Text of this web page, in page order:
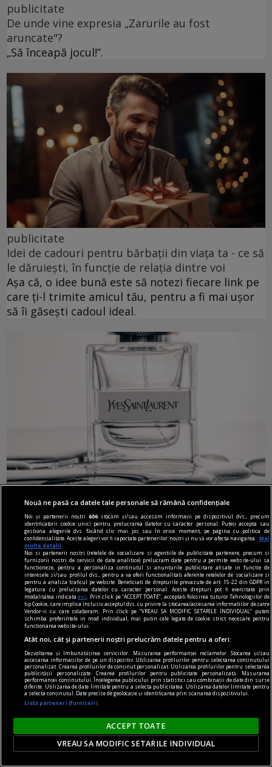
publicitate
De unde vine expresia „Zarurile au fost
aruncate"?
„Să înceapă jocul!”.
publicitate
Idei de cadouri pentru bărbații din viața ta - ce să
le dăruiești, în funcție de relația dintre voi
Așa că, o idee bună este să notezi fiecare link pe
care ți-l trimite amicul tău, pentru a fi mai ușor
să îi găsești cadoul ideal.
publicitate
Aproximativ 33% dintre parfumurile masculine
sînt folosite de femei! Ce ingrediente au astfel de
parfumuri?
Foarte apreciate sînt și parfumurile orientale
pentru bărbați, care au note unice, catifelate,
arome de vanilie și alte condimente minunate.
Nouă ne pasă ca datele tale personale să rămână confidențiale
Noi și partenerii noștri606 stocăm și/sau accesăm informații pe dispozitivul dvs., precum
identificatorii cookie unici pentru prelucrarea datelor cu caracter personal. Puteți accepta sau
gestiona alegerile dvs. făcând clic mai jos sau în orice moment, pe pagina cu politica de
confidențialitate. Aceste alegeri vor fi raportate partenerilor noștri și nu vă vor afecta navigarea.
Mai
multe detalii
Noi si partenerii nostri (retelele de socializare si agentiile de publicitate partenere, precum si
furnizorii nostri de servicii de date analitice) prelucram date pentru a permite website-ului sa
functioneze, pentru a personaliza continutul si anunturile publicitare afisate in functie de
interesele si/sau profilul dvs., pentru a va oferi functionalitati aferente retelelor de socializare si
pentru a analiza traficul pe website. Beneficiati de drepturile prevazute de art. 15-22 din GDPR in
legatura cu prelucrarea datelor cu caracter personal. Aceste drepturi pot fi exercitate prin
modalitatea indicataaici
. Prin click pe “ACCEPT TOATE”, acceptati folosirea tuturor Tehnologiilor de
tip Cookie, care implica inclusiv acceptul dvs. cu privire la stocarea/accesarea informatiilor de catre
Vendor-ii cu care colaboram. Prin click pe “VREAU SA MODIFIC SETARILE INDIVIDUAL” puteti
schimba preferintele in mod individual, mai putin cele legate de cookie strict necesare pentru
functionarea website-ului.
Atât noi, cât și partenerii noștri prelucrăm datele pentru a oferi:
Dezvoltarea și îmbunătățirea serviciilor. Măsurarea performanței reclamelor. Stocarea și/sau
accesarea informațiilor de pe un dispozitiv. Utilizarea profilurilor pentru selectarea conținutului
personalizat. Crearea profilurilor de conținut personalizat. Utilizarea profilurilor pentru selectarea
publicității personalizate. Crearea profilurilor pentru publicitate personalizată. Măsurarea
performanței conținutului. Înțelegerea publicului prin statistici sau combinații de date din surse
diferite. Utilizarea de date limitate pentru a selecta publicitatea. Utilizarea datelor limitate pentru
a selecta conținutul. Date precise de geolocație și identificarea prin scanarea dispozitivului.
Listă parteneri (furnizori)
ACCEPT TOATE
VREAU SA MODIFIC SETARILE INDIVIDUAL